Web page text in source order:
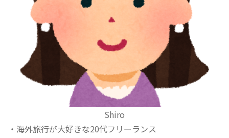
Shiro
・海外旅行が大好きな20代フリーランス